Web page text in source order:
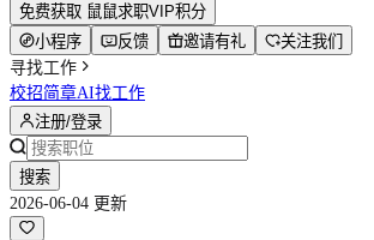
免费获取 鼠鼠求职VIP积分
小程序 反馈 邀请有礼
关注我们
寻找工作
校招简章AI找工作
注册/登录
搜索
2026-06-04 更新